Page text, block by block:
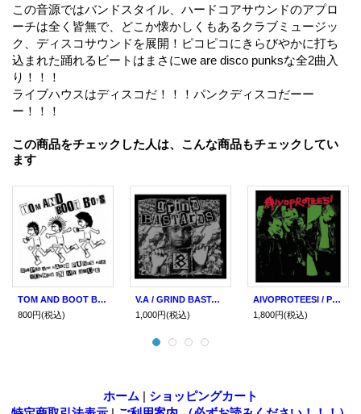
この音源ではバンドスタイル、ハードコアサウンドのアプロ
ーチは全く皆無で、どこか懐かしくもあるクラブミュージッ
ク、ディスコサウンドを展開！ピコピコにきらびやかに打ち
込まれた踊れるビートはまさにwe are disco punksな全2曲入
り！！！
ライブハウスはディスコだ！！！パンクディスコだーー
ー！！！
この商品をチェックした人は、こんな商品もチェックしてい
ます
TOM AND BOOT BOYS / Stupid and naked punks are running in my house (7ep) Pogo77
800円(税込)
V.A / GRIND BASTARDS #8 (cd) Grind freaks
1,000円(税込)
AIVOPROTEESI / Pommisuoja (cd)(Lp) Vox populi
1,800円(税込)
ホーム | ショッピングカート